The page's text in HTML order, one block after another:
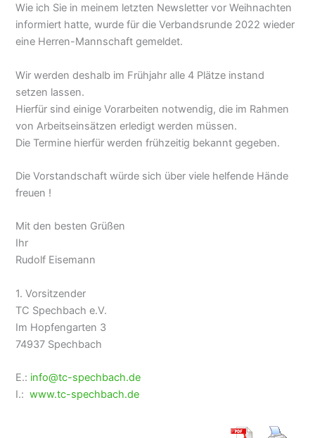
Wie ich Sie in meinem letzten Newsletter vor Weihnachten
informiert hatte, wurde für die Verbandsrunde 2022 wieder
eine Herren-Mannschaft gemeldet.
Wir werden deshalb im Frühjahr alle 4 Plätze instand
setzen lassen.
Hierfür sind einige Vorarbeiten notwendig, die im Rahmen
von Arbeitseinsätzen erledigt werden müssen.
Die Termine hierfür werden frühzeitig bekannt gegeben.
Die Vorstandschaft würde sich über viele helfende Hände
freuen !
Mit den besten Grüßen
Ihr
Rudolf Eisemann
1. Vorsitzender
TC Spechbach e.V.
Im Hopfengarten 3
74937 Spechbach
E.: info@tc-spechbach.de
I.:www.tc-spechbach.de